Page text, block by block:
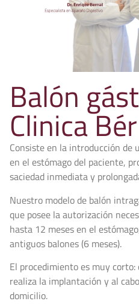
Balón
Clinica
Consiste en la introducción de
en el estómago del paciente,
saciedad inmediata y
Nuestro modelo de balón
que posee la autorización
hasta 12 meses en el
antiguos balones (6 meses).
El procedimiento es muy
realiza la implantación y al
domicilio.